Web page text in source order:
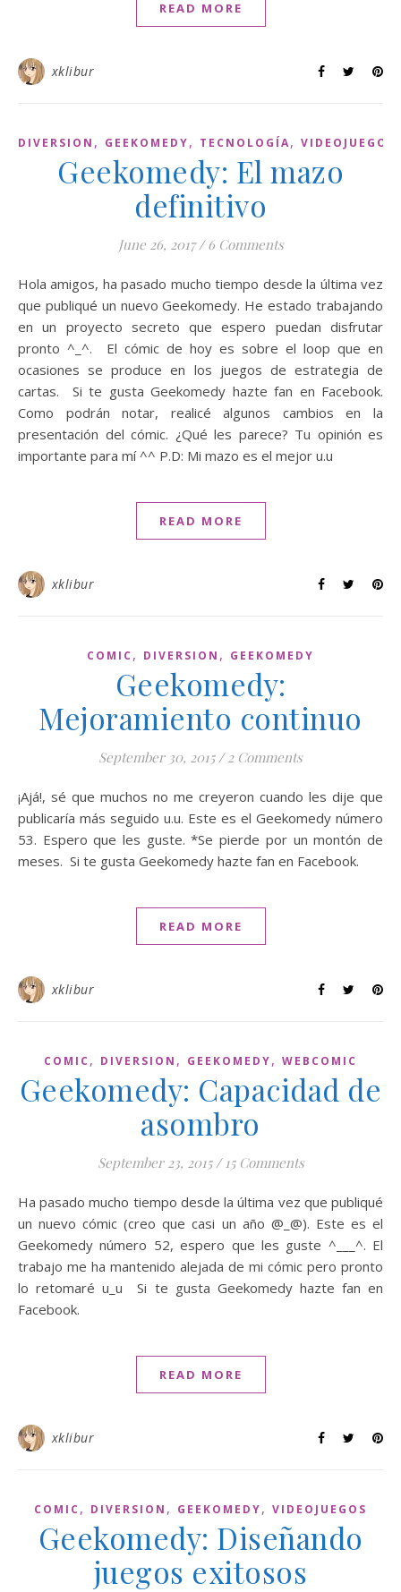
READ MORE
xklibur
DIVERSION , GEEKOMEDY, TECNOLOGÍA, VIDEOJUEGOS
Geekomedy: El mazo
definitivo
June 26, 2017 / 6 Comments
Hola amigos, ha pasado mucho tiempo desde la última vez
que publiqué un nuevo Geekomedy. He estado trabajando
en un proyecto secreto que espero puedan disfrutar
pronto ^_^. El cómic de hoy es sobre el loop que en
ocasiones se produce en los juegos de estrategia de
cartas. Si te gusta Geekomedy hazte fan en Facebook.
Como podrán notar, realicé algunos cambios en la
presentación del cómic. ¿Qué les parece? Tu opinión es
importante para mí ^^ P.D: Mi mazo es el mejor u.u
READ MORE
xklibur
COMIC , DIVERSION , GEEKOMEDY
Geekomedy:
Mejoramiento continuo
September 30, 2015 / 2 Comments
¡Ajá!, sé que muchos no me creyeron cuando les dije que
publicaría más seguido u.u. Este es el Geekomedy número
53. Espero que les guste. *Se pierde por un montón de
meses. Si te gusta Geekomedy hazte fan en Facebook.
READ MORE
xklibur
COMIC , DIVERSION , GEEKOMEDY, WEBCOMIC
Geekomedy: Capacidad de
asombro
September 23, 2015 / 15 Comments
Ha pasado mucho tiempo desde la última vez que publiqué
un nuevo cómic (creo que casi un año @_@). Este es el
Geekomedy número 52, espero que les guste ^___^. El
trabajo me ha mantenido alejada de mi cómic pero pronto
lo retomaré u_u Si te gusta Geekomedy hazte fan en
Facebook.
READ MORE
xklibur
COMIC , DIVERSION , GEEKOMEDY, VIDEOJUEGOS
Geekomedy: Diseñando
juegos exitosos